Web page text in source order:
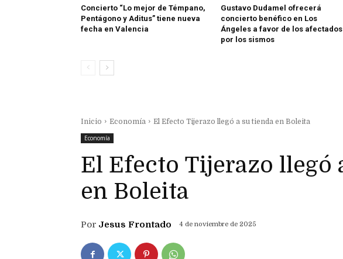
Concierto “Lo mejor de Témpano,
Pentágono y Aditus” tiene nueva
fecha en Valencia
Gustavo Dudamel ofrecerá
concierto benéfico en Los
Ángeles a favor de los afectados
por los sismos